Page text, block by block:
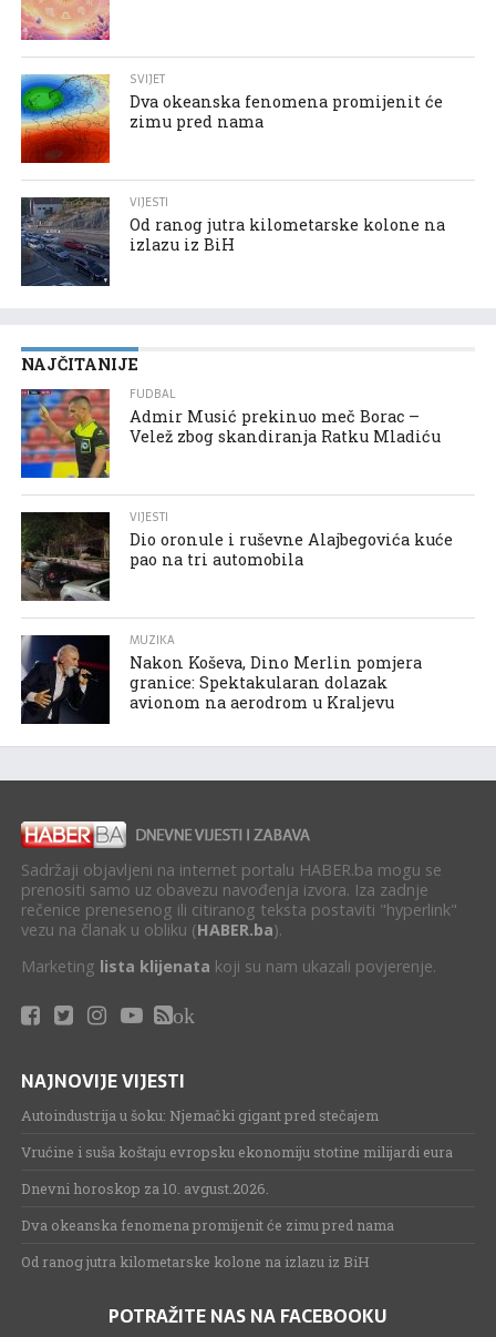
SVIJET
Dva okeanska fenomena promijenit će
zimu pred nama
VIJESTI
Od ranog jutra kilometarske kolone na
izlazu iz BiH
NAJČITANIJE
FUDBAL
Admir Musić prekinuo meč Borac –
Velež zbog skandiranja Ratku Mladiću
VIJESTI
Dio oronule i ruševne Alajbegovića kuće
pao na tri automobila
MUZIKA
Nakon Koševa, Dino Merlin pomjera
granice: Spektakularan dolazak
avionom na aerodrom u Kraljevu
Sadržaji objavljeni na internet portalu HABER.ba mogu se
prenositi samo uz obavezu navođenja izvora. Iza zadnje
rečenice prenesenog ili citiranog teksta postaviti "hyperlink"
vezu na članak u obliku (HABER.ba).
Marketing lista klijenata koji su nam ukazali povjerenje.
ok
NAJNOVIJE VIJESTI
Autoindustrija u šoku: Njemački gigant pred stečajem
Vrućine i suša koštaju evropsku ekonomiju stotine milijardi eura
Dnevni horoskop za 10. avgust.2026.
Dva okeanska fenomena promijenit će zimu pred nama
Od ranog jutra kilometarske kolone na izlazu iz BiH
POTRAŽITE NAS NA FACEBOOKU